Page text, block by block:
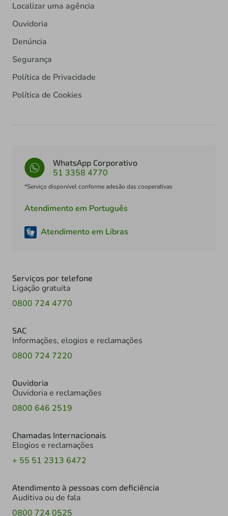
Localizar uma agência
Ouvidoria
Denúncia
Segurança
Política de Privacidade
Política de Cookies
WhatsApp Corporativo
51 3358 4770
*Serviço disponível conforme adesão das cooperativas
Atendimento em Português
Atendimento em Libras
Serviços por telefone
Ligação gratuita
0800 724 4770
SAC
Informações, elogios e reclamações
0800 724 7220
Ouvidoria
Ouvidoria e reclamações
0800 646 2519
Chamadas Internacionais
Elogios e reclamações
+ 55 51 2313 6472
Atendimento à pessoas com deficiência
Auditiva ou de fala
0800 724 0525